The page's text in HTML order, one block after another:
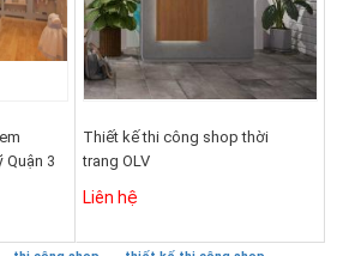
Quận 3
Thiết kế thi công shop thời
trang OLV
Liên hệ